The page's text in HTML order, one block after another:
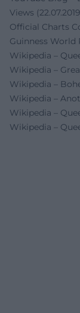
Views
Official Charts
Guinness World
Wikipedia –
Wikipedia –
Wikipedia –
Wikipedia –
Wikipedia –
Wikipedia –